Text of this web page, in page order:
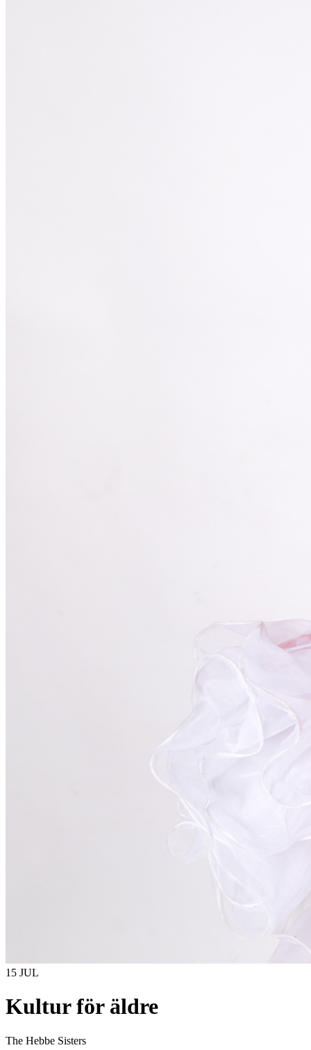
15 JUL
Kultur för äldre
The Hebbe Sisters